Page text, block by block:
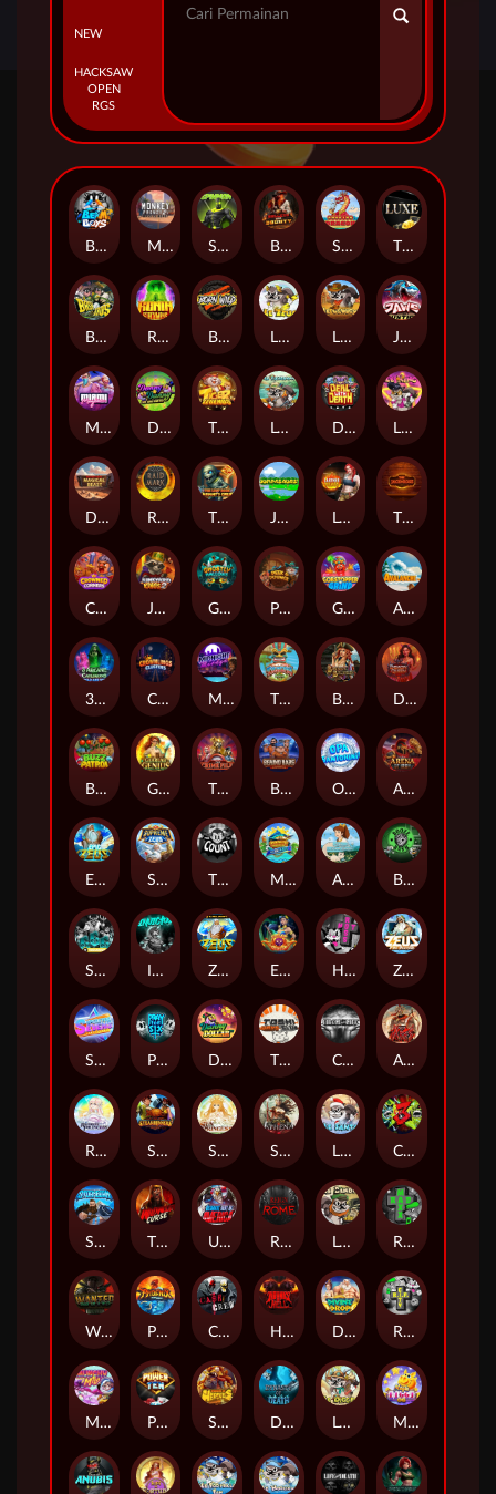
NEW
HACKSAW
OPEN
RGS
Beam Boys Monkey Frenzy 2: Boss is Here! Spinman BULLETS AND BOUNTY SMOKING DRAGON The Luxe
BASH BROS Ronin Stackways Born Wild LE ZEUS LE COWBOY JAWS OF JUSTICE
MIAMI MAYHEM DONNY AND DANNY TIGER LEGENDS Le Fisherman DEAL WITH DEATH LE KING
Darkside Prairie: Magical Beast Raidmark The Lost Book of Mummy’s Curse Jumpasaurs Leatherheads The Jack & Rose
Crowned Corners Junkyard Kings 2 Ghostly Hallows Peek & Pounce Gobstopper Grind Avalanche
3 Arcane Cauldrons Crownlings Clusters Midnight Mirage Tikitopia BoosterBelt Bonnie's Buccaneers Demon Queen
Buzz Patrol Gearlab Genius The Crime File Behind Bars: Masterplan Opa Santorini! Arena of Iron
Epic Ze Zeus Supreme Zeus THE COUNT MARLIN MASTERS: THE BIG HAUL Aiko and the Wind Spirit Booze Bash
SixSixSix Invictus Ze Zeus Eye of Medusa Hot Ross Zeus Ze Zecond
Superstar Sevens PRAY FOR SIX Danny Dollar TOSHI WAYS CLUB CIRCLE OF LIFE ARMY OF ARES
RAINBOW PRINCESS STEAMRUNNERS SUN PRINCESS SPEAR OF ATHENA LE SANTA CHAOS CREW 3
STORMBORN THE WILDWOOD CURSE Ultimate Slot of America Reign of Rome Le Bandit Rad Maxx
Wanted Dead or a Wild Phoenix Cash Crew Hounds Of Hell Divine Drop RIP City
Munchy Milo Power of 10 Strength Of Hercules Dynasty of Death Le Digger Magic Piggy OG